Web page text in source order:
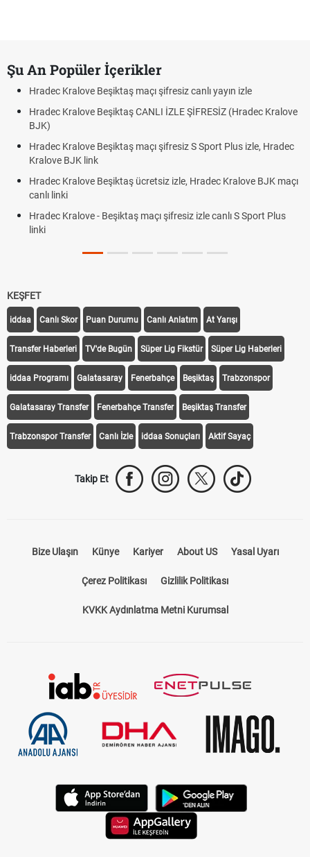
Şu An Popüler İçerikler
Hradec Kralove Beşiktaş maçı şifresiz canlı yayın izle
Hradec Kralove Beşiktaş CANLI İZLE ŞİFRESİZ (Hradec Kralove
BJK)
Hradec Kralove Beşiktaş maçı şifresiz S Sport Plus izle, Hradec
Kralove BJK link
Hradec Kralove Beşiktaş ücretsiz izle, Hradec Kralove BJK maçı
canlı linki
Hradec Kralove - Beşiktaş maçı şifresiz izle canlı S Sport Plus
linki
KEŞFET
iddaa Canlı Skor Puan Durumu Canlı Anlatım At Yarışı
Transfer Haberleri TV'de Bugün Süper Lig Fikstür Süper Lig Haberleri
iddaa Programı Galatasaray Fenerbahçe Beşiktaş Trabzonspor
Galatasaray Transfer Fenerbahçe Transfer Beşiktaş Transfer
Trabzonspor Transfer Canlı İzle iddaa Sonuçları Aktif Sayaç
Takip Et
Bize Ulaşın Künye Kariyer About US Yasal Uyarı
Çerez Politikası Gizlilik Politikası
KVKK Aydınlatma Metni Kurumsal